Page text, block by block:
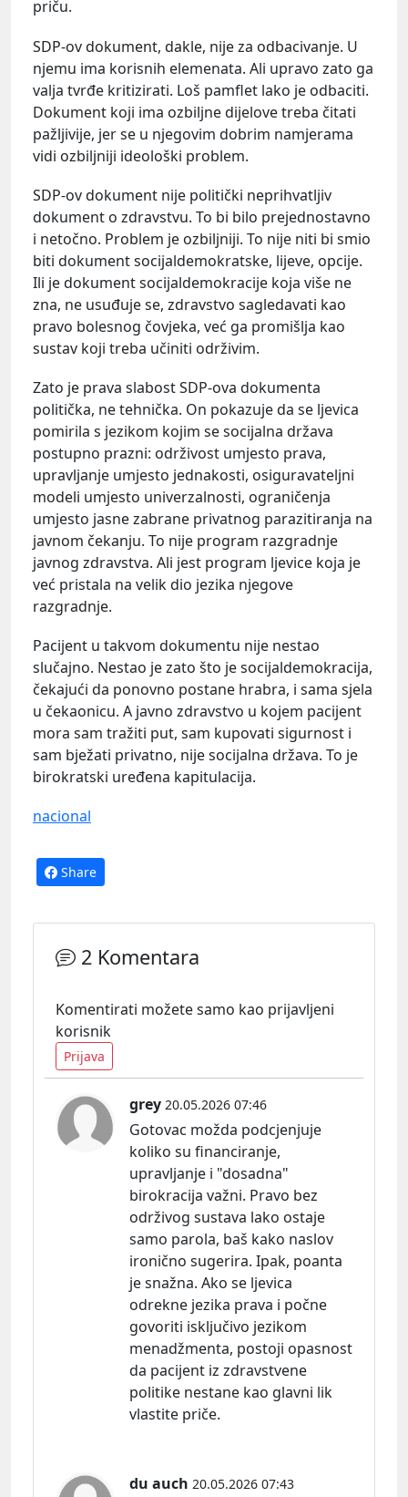
priču.
SDP-ov dokument, dakle, nije za odbacivanje. U
njemu ima korisnih elemenata. Ali upravo zato ga
valja tvrđe kritizirati. Loš pamflet lako je odbaciti.
Dokument koji ima ozbiljne dijelove treba čitati
pažljivije, jer se u njegovim dobrim namjerama
vidi ozbiljniji ideološki problem.
SDP-ov dokument nije politički neprihvatljiv
dokument o zdravstvu. To bi bilo prejednostavno
i netočno. Problem je ozbiljniji. To nije niti bi smio
biti dokument socijaldemokratske, lijeve, opcije.
Ili je dokument socijaldemokracije koja više ne
zna, ne usuđuje se, zdravstvo sagledavati kao
pravo bolesnog čovjeka, već ga promišlja kao
sustav koji treba učiniti održivim.
Zato je prava slabost SDP-ova dokumenta
politička, ne tehnička. On pokazuje da se ljevica
pomirila s jezikom kojim se socijalna država
postupno prazni: održivost umjesto prava,
upravljanje umjesto jednakosti, osiguravateljni
modeli umjesto univerzalnosti, ograničenja
umjesto jasne zabrane privatnog parazitiranja na
javnom čekanju. To nije program razgradnje
javnog zdravstva. Ali jest program ljevice koja je
već pristala na velik dio jezika njegove
razgradnje.
Pacijent u takvom dokumentu nije nestao
slučajno. Nestao je zato što je socijaldemokracija,
čekajući da ponovno postane hrabra, i sama sjela
u čekaonicu. A javno zdravstvo u kojem pacijent
mora sam tražiti put, sam kupovati sigurnost i
sam bježati privatno, nije socijalna država. To je
birokratski uređena kapitulacija.
nacional
Share
2 Komentara
Komentirati možete samo kao prijavljeni
korisnik
Prijava
grey 20.05.2026 07:46
Gotovac možda podcjenjuje
koliko su financiranje,
upravljanje i "dosadna"
birokracija važni. Pravo bez
održivog sustava lako ostaje
samo parola, baš kako naslov
ironično sugerira. Ipak, poanta
je snažna. Ako se ljevica
odrekne jezika prava i počne
govoriti isključivo jezikom
menadžmenta, postoji opasnost
da pacijent iz zdravstvene
politike nestane kao glavni lik
vlastite priče.
du auch 20.05.2026 07:43